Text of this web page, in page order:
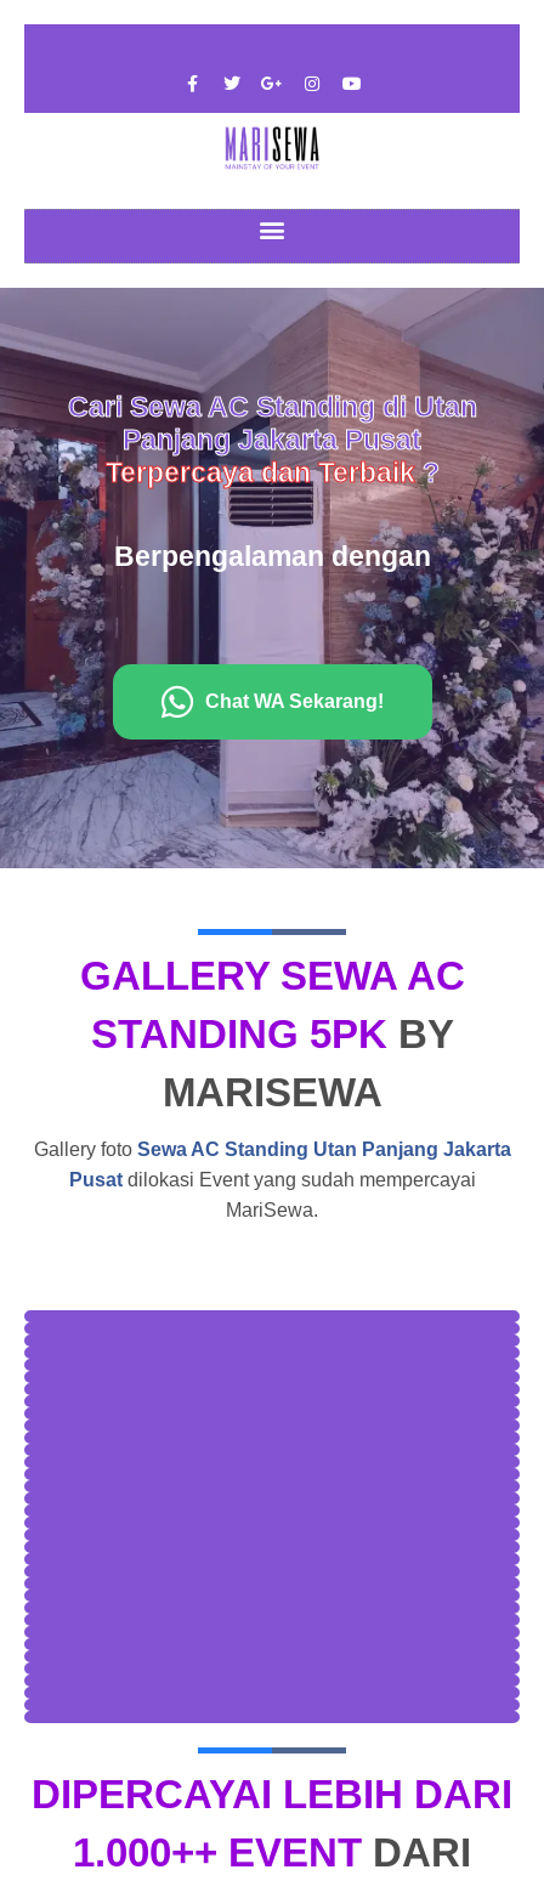
Cari Sewa AC Standing di Utan
Panjang Jakarta Pusat
Terpercaya dan Terbaik ?
Berpengalaman dengan
Chat WA Sekarang!
GALLERY SEWA AC
STANDING 5PK BY
MARISEWA
Gallery foto Sewa AC Standing Utan Panjang Jakarta
Pusatdilokasi Event yang sudah mempercayai
MariSewa.
DIPERCAYAI LEBIH DARI
1.000++ EVENT DARI